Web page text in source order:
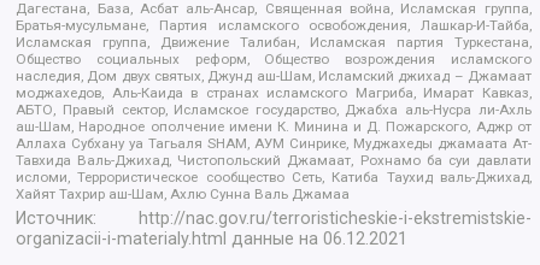
Дагестана, База, Асбат аль-Ансар, Священная война, Исламская группа,
Братья-мусульмане, Партия исламского освобождения, Лашкар-И-Тайба,
Исламская группа, Движение Талибан, Исламская партия Туркестана,
Общество социальных реформ, Общество возрождения исламского
наследия, Дом двух святых, Джунд аш-Шам, Исламский джихад – Джамаат
моджахедов, Аль-Каида в странах исламского Магриба, Имарат Кавказ,
АБТО, Правый сектор, Исламское государство, Джабха аль-Нусра ли-Ахль
аш-Шам, Народное ополчение имени К. Минина и Д. Пожарского, Аджр от
Аллаха Субхану уа Тагьаля SHAM, АУМ Синрике, Муджахеды джамаата Ат-
Тавхида Валь-Джихад, Чистопольский Джамаат, Рохнамо ба суи давлати
исломи, Террористическое сообщество Сеть, Катиба Таухид валь-Джихад,
Хайят Тахрир аш-Шам, Ахлю Сунна Валь Джамаа
Источник:
http://nac.gov.ru/terroristicheskie-i-ekstremistskie-
organizacii-i-materialy.html данные на06.12.2021